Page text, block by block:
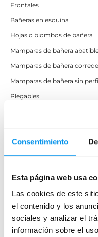
Consentimiento
Esta página web usa
Las cookies de este
el contenido y los
sociales y analizar el
información sobre el
Frontales
Bañeras en esquina
Hojas o biombos de bañera
Mamparas de bañera
Mamparas de bañera
Mamparas de bañera sin
Plegables
Mamparas de ducha
Frontales
Mamparas cuadradas
Mamparas rectangulares
Semicirculares
Correderas sin perfiles
Apertura abatible